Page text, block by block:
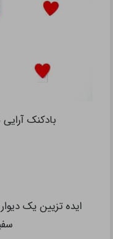
بادکنک
ایده تزیین یک